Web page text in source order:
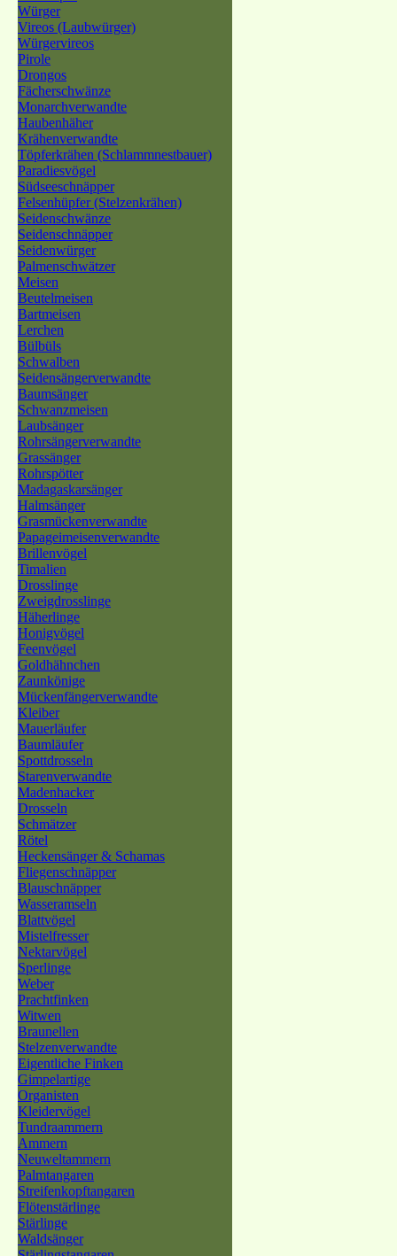
Würger
Vireos (Laubwürger)
Würgervireos
Pirole
Drongos
Fächerschwänze
Monarchverwandte
Haubenhäher
Krähenverwandte
Töpferkrähen (Schlammnestbauer)
Paradiesvögel
Südseeschnäpper
Felsenhüpfer (Stelzenkrähen)
Seidenschwänze
Seidenschnäpper
Seidenwürger
Palmenschwätzer
Meisen
Beutelmeisen
Bartmeisen
Lerchen
Bülbüls
Schwalben
Seidensängerverwandte
Baumsänger
Schwanzmeisen
Laubsänger
Rohrsängerverwandte
Grassänger
Rohrspötter
Madagaskarsänger
Halmsänger
Grasmückenverwandte
Papageimeisenverwandte
Brillenvögel
Timalien
Drosslinge
Zweigdrosslinge
Häherlinge
Honigvögel
Feenvögel
Goldhähnchen
Zaunkönige
Mückenfängerverwandte
Kleiber
Mauerläufer
Baumläufer
Spottdrosseln
Starenverwandte
Madenhacker
Drosseln
Schmätzer
Rötel
Heckensänger & Schamas
Fliegenschnäpper
Blauschnäpper
Wasseramseln
Blattvögel
Mistelfresser
Nektarvögel
Sperlinge
Weber
Prachtfinken
Witwen
Braunellen
Stelzenverwandte
Eigentliche Finken
Gimpelartige
Organisten
Kleidervögel
Tundraammern
Ammern
Neuweltammern
Palmtangaren
Streifenkopftangaren
Flötenstärlinge
Stärlinge
Waldsänger